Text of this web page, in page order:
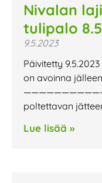
Nivalan
tulipalo
9.5.2023
Päivitetty
on avoinna
———————————-
poltettavan
Lue lisää »